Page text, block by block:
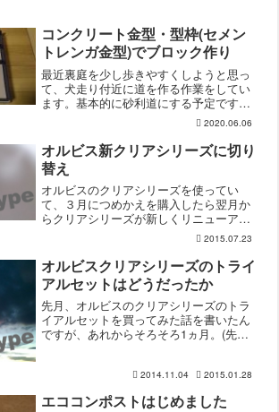
コンクリート金型・型枠(セメン
トレンガ金型)でブロック作り
最近裏庭を少し歩きやすくしようと思っ
て、犬走り付近に道を作る作業をしてい
ます。基本的に砂利道にする予定です
が、石が飛び散らないようにレンガで押
さえる形にしようと思っていました。必
要なレンガの数を計算してみると、結構
な量が必要なことがわかり１...
2020.06.06
オルビス新クリアシリーズに切り
替え
オルビスのクリアシリーズを使ってい
て、３月につめかえを購入したら翌月か
らクリアシリーズが新しくリニューア
ル。タイミングが悪いなと思いながら、
期間限定ポイントもあったので４月に新
クリアシリーズの化粧水と洗顔料を購入
して保管していました。新クリ...
2015.07.23
オルビスクリアシリーズのトライ
アルセットはどうだったか
先月、オルビスのクリアシリーズのトラ
イアルセットを買ってみた話を書いたん
ですが、あれからそろそろ1ヵ月。(先月
ます。購入したのは、トライアルセット
のM（しっとりタイプ...
2014.11.04 2015.01.28
エココンポストはじめました